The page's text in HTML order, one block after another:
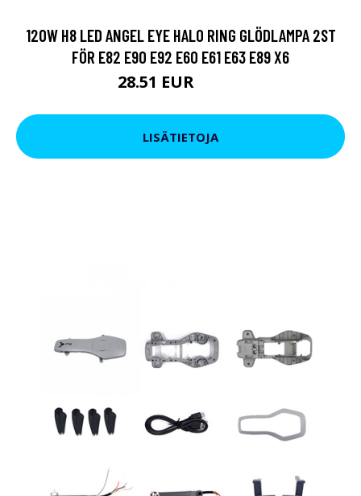
120W H8 LED ANGEL EYE HALO RING GLÖDLAMPA 2ST
FÖR E82 E90 E92 E60 E61 E63 E89 X6
28.51 EUR
LISÄTIETOJA